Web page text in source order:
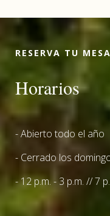
RESERVA TU MESA
Horarios
- Abierto todo el año
- Cerrado los
- 12 p.m. - 3 p.m. // 7